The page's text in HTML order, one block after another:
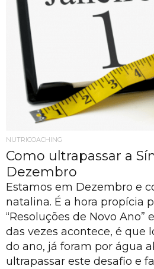
NUTRICOACHING
Como ultrapassar a
Dezembro
Estamos em Dezembro e
natalina. É a hora propícia
“Resoluções de Novo Ano”
das vezes acontece, é que
do ano, já foram por água
ultrapassar este desafio e